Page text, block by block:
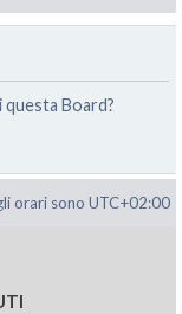
Board?
orari sono UTC+02:00